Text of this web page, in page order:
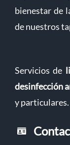
bienestar de
de nuestros
Servicios de
desinfección
y particulares.